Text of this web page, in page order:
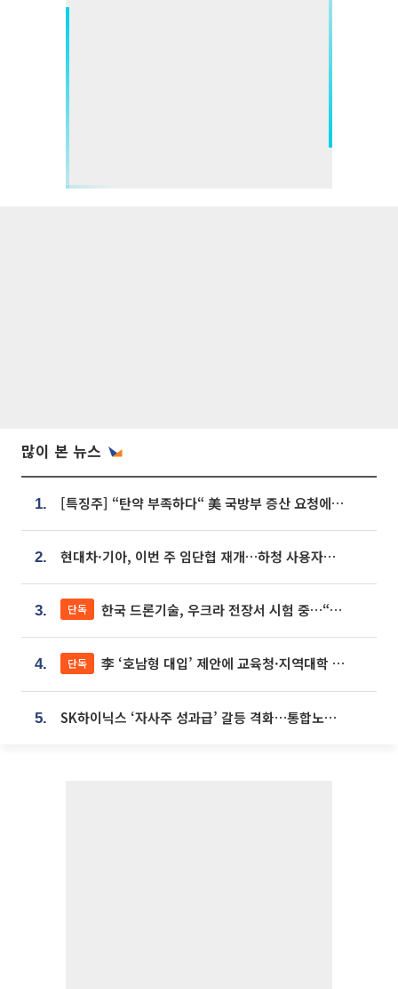
많이 본 뉴스
1. [특징주] “탄약 부족하다“ 美 국방부 증산 요청에⋯국내 방산주 급등세
2. 현대차·기아, 이번 주 임단협 재개…하청 사용자성 재심도 ‘변수’
3. 단독 한국 드론기술, 우크라 전장서 시험 중…“스타트업 여러 곳 참여”
4. 단독 李 ‘호남형 대입’ 제안에 교육청·지역대학 서·논술형 입시 연계 '착수'
5. SK하이닉스 ‘자사주 성과급’ 갈등 격화…통합노조 출범 움직임